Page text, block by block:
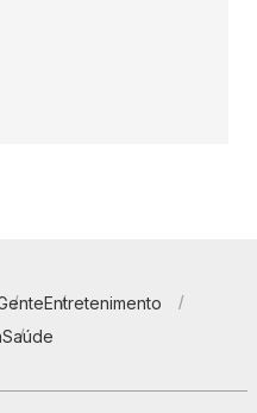
Entretenimento
Saúde